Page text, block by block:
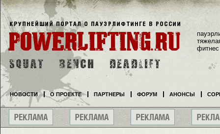
фитнес
НОВОСТИ О ПРОЕКТЕ ПАРТНЕРЫ ФОРУМ АНОНСЫ